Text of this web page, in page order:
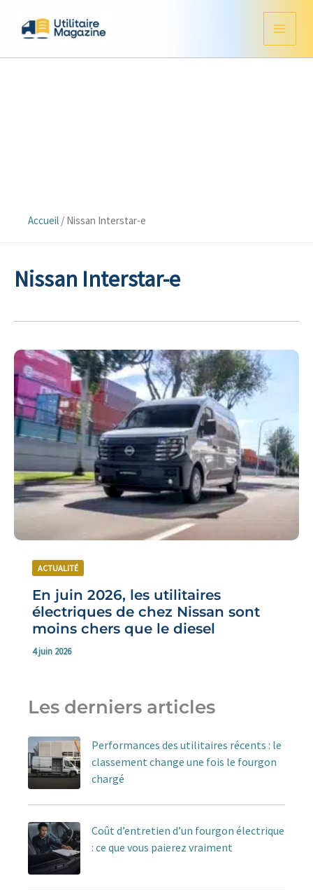
Accueil / Nissan Interstar-e
Nissan Interstar-e
ACTUALITÉ
En juin 2026, les utilitaires
électriques de chez Nissan sont
moins chers que le diesel
4 juin 2026
Les derniers articles
Performances des utilitaires récents : le
classement change une fois le fourgon
chargé
Coût d’entretien d’un fourgon électrique
: ce que vous paierez vraiment